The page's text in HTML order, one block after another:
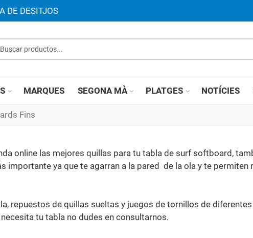
DE DESITJOS
productos...
MARQUES SEGONA MÀ PLATGES NOTÍCIES
Fins
online las mejores quillas para tu tabla de surf softboard,
importante ya que te agarran a la pared de la ola y te permiten
repuestos de quillas sueltas y juegos de tornillos de
tu tabla no dudes en consultarnos.